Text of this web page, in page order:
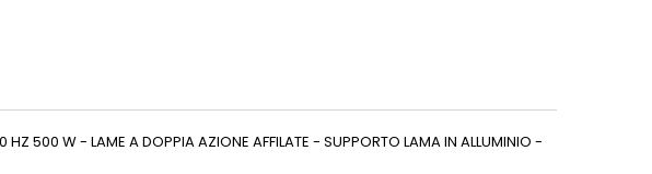
500 W - LAME A DOPPIA AZIONE AFFILATE - SUPPORTO LAMA IN ALLUMINIO -